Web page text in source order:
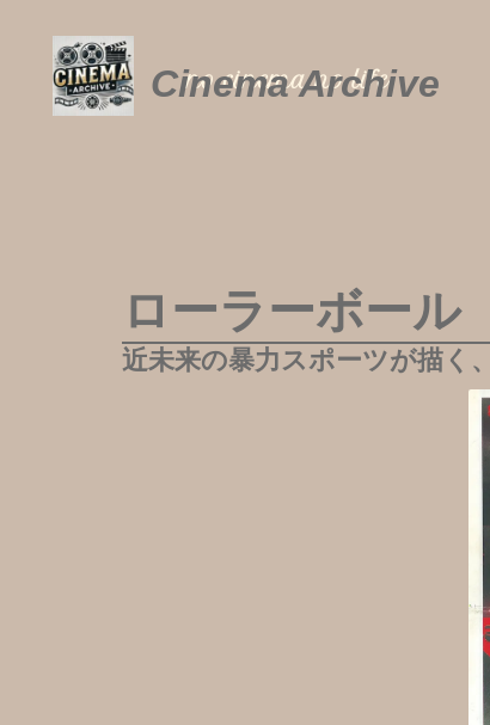
Cinema Archive
no cinema no life
ローラーボール
近未来の暴力スポーツが描く